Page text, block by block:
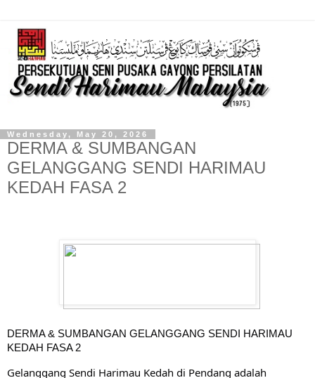
Wednesday, May 20, 2026
DERMA & SUMBANGAN
GELANGGANG SENDI HARIMAU
KEDAH FASA 2
DERMA & SUMBANGAN GELANGGANG SENDI HARIMAU
KEDAH FASA 2
Gelanggang Sendi Harimau Kedah di Pendang adalah